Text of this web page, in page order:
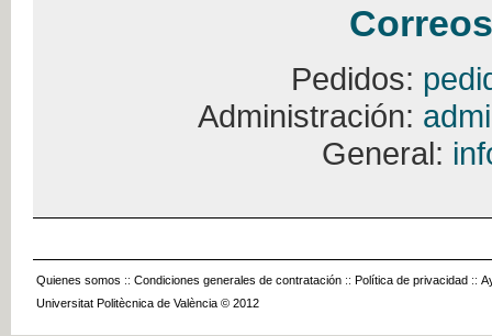
Pedidos:
Administración:
General:
Quienes somos :: Condiciones generales de contratación :: Política de privacidad ::
Universitat Politècnica de València © 2012